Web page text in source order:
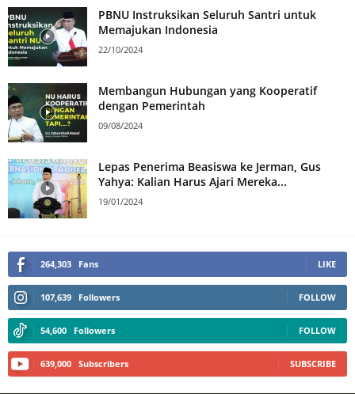
PBNU Instruksikan Seluruh Santri untuk
Memajukan Indonesia
22/10/2024
Membangun Hubungan yang Kooperatif
dengan Pemerintah
09/08/2024
Lepas Penerima Beasiswa ke Jerman, Gus
Yahya: Kalian Harus Ajari Mereka...
19/01/2024
264,303 Fans LIKE
107,639 Followers FOLLOW
54,600 Followers FOLLOW
639,000 Subscribers SUBSCRIBE